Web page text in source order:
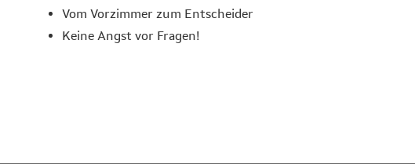
Vom Vorzimmer zum Entscheider
Keine Angst vor Fragen!